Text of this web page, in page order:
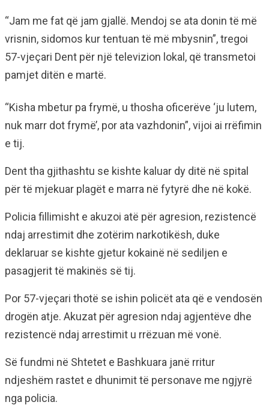
“Jam me fat që jam gjallë. Mendoj se ata donin të më
vrisnin, sidomos kur tentuan të më mbysnin”, tregoi
57-vjeçari Dent për një televizion lokal, që transmetoi
pamjet ditën e martë.
“Kisha mbetur pa frymë, u thosha oficerëve ‘ju lutem,
nuk marr dot frymë’, por ata vazhdonin”, vijoi ai rrëfimin
e tij.
Dent tha gjithashtu se kishte kaluar dy ditë në spital
për të mjekuar plagët e marra në fytyrë dhe në kokë.
Policia fillimisht e akuzoi atë për agresion, rezistencë
ndaj arrestimit dhe zotërim narkotikësh, duke
deklaruar se kishte gjetur kokainë në sediljen e
pasagjerit të makinës së tij.
Por 57-vjeçari thotë se ishin policët ata që e vendosën
drogën atje. Akuzat për agresion ndaj agjentëve dhe
rezistencë ndaj arrestimit u rrëzuan më vonë.
Së fundmi në Shtetet e Bashkuara janë rritur
ndjeshëm rastet e dhunimit të personave me ngjyrë
nga policia.